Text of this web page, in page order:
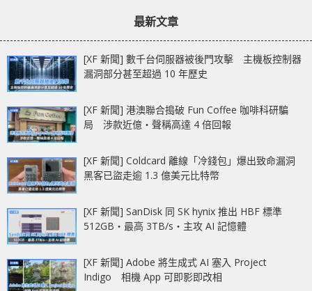
最新文章
[XF 新聞] 數千台伺服器被後門攻擊 主機板控制器
漏洞部分甚至超過 10 年歷史
[XF 新聞] 港澳聯合搗破 Fun Coffee 咖啡科研騙
局 涉款近億‧聲稱高達 4 倍回報
[XF 新聞] Coldcard 離線「冷錢包」爆出致命漏洞
黑客已盜走逾 1.3 億美元比特幣
[XF 新聞] SanDisk 同 SK hynix 推出 HBF 標準
512GB‧最高 3TB/s‧主攻 AI 記憶體
[XF 新聞] Adobe 將生成式 AI 塞入 Project
Indigo 相機 App 可即影即改相